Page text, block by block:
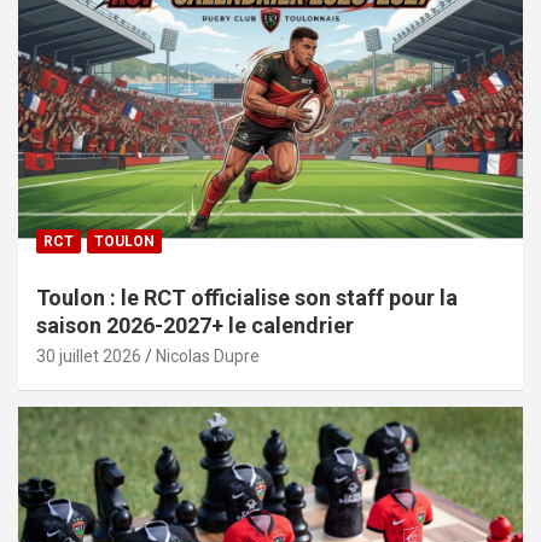
RCT TOULON
Toulon : le RCT officialise son staff pour la
saison 2026-2027+ le calendrier
30 juillet 2026 Nicolas Dupre